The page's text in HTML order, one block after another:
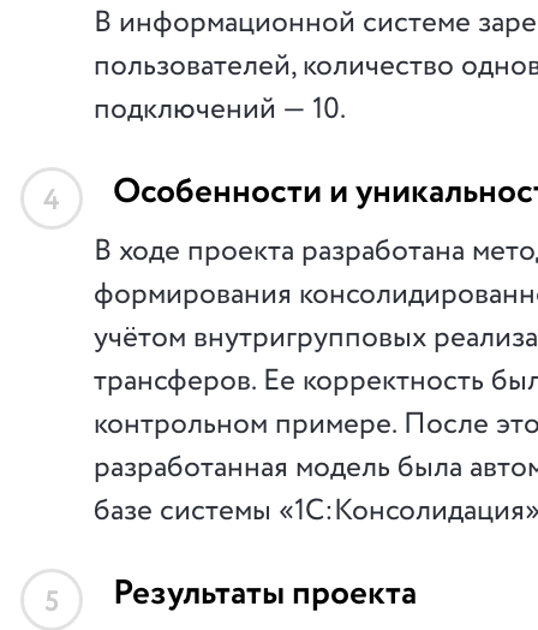
В информационной системе
пользователей, количество
подключений — 10.
4 Особенности и
В ходе проекта разработана
формирования
учётом внутригрупповых
трансферов. Ее корректность
контрольном примере. После
разработанная модель была
базе системы
5 Результаты проекта